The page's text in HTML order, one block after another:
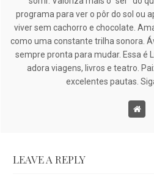
programa para ver o pôr do sol ou
viver sem cachorro e chocolate.
como uma constante trilha sonora.
sempre pronta para mudar. Essa é
adora viagens, livros e teatro.
excelentes pautas.
LEAVE A REPLY